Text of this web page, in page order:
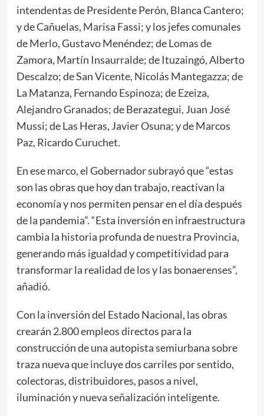
intendentas de Presidente Perón, Blanca Cantero;
y de Cañuelas, Marisa Fassi; y los jefes comunales
de Merlo, Gustavo Menéndez; de Lomas de
Zamora, Martín Insaurralde; de Ituzaingó, Alberto
Descalzo; de San Vicente, Nicolás Mantegazza; de
La Matanza, Fernando Espinoza; de Ezeiza,
Alejandro Granados; de Berazategui, Juan José
Mussi; de Las Heras, Javier Osuna; y de Marcos
Paz, Ricardo Curuchet.
En ese marco, el Gobernador subrayó que “estas
son las obras que hoy dan trabajo, reactivan la
economía y nos permiten pensar en el día después
de la pandemia”. “Esta inversión en infraestructura
cambia la historia profunda de nuestra Provincia,
generando más igualdad y competitividad para
transformar la realidad de los y las bonaerenses”,
añadió.
Con la inversión del Estado Nacional, las obras
crearán 2.800 empleos directos para la
construcción de una autopista semiurbana sobre
traza nueva que incluye dos carriles por sentido,
colectoras, distribuidores, pasos a nivel,
iluminación y nueva señalización inteligente.